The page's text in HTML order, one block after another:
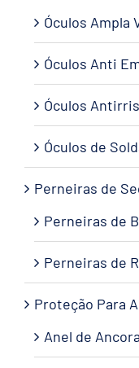
Óculos Ampla
Óculos Anti
Óculos
Óculos de
Perneiras de
Perneiras de
Perneiras de
Proteção Para
Anel de